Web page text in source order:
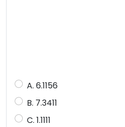
A. 6.1156
B. 7.3411
C. 1.1111